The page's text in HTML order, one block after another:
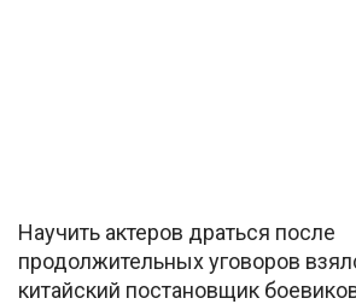
Научить актеров драться после
продолжительных уговоров
китайский постановщик